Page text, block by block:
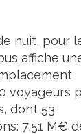
nuit, pour
affiche
voyageurs
dont 53
7,51 M€